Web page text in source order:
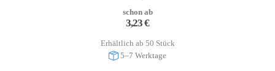
schon ab
3,23€
Erhältlich ab 50 Stück
5–7 Werktage